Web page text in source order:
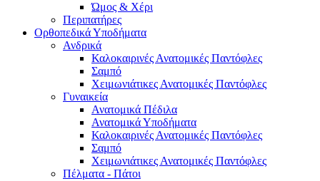
Ώμος & Χέρι
Περιπατήρες
Ορθοπεδικά Υποδήματα
Ανδρικά
Καλοκαιρινές Ανατομικές Παντόφλες
Σαμπό
Χειμωνιάτικες Ανατομικές Παντόφλες
Γυναικεία
Ανατομικά Πέδιλα
Ανατομικά Υποδήματα
Καλοκαιρινές Ανατομικές Παντόφλες
Σαμπό
Χειμωνιάτικες Ανατομικές Παντόφλες
Πέλματα - Πάτοι